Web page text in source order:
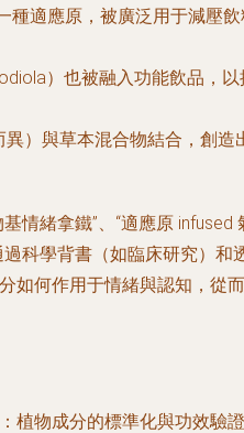
種適應原，被廣泛用于減壓
）也被融入功能飲品，以
）與草本混合物結合，創造
情緒拿鐵”、“適應原 infused
科學背書（如臨床研究）和
如何作用于情緒與認知，從而
植物成分的標準化與功效驗證